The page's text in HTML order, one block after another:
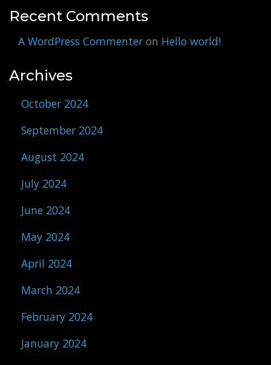
Recent Comments
A WordPress Commenter on Hello world!
Archives
October 2024
September 2024
August 2024
July 2024
June 2024
May 2024
April 2024
March 2024
February 2024
January 2024